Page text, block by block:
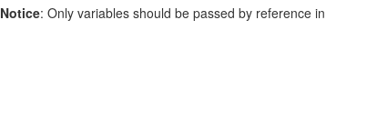
Notice: Only variables should be passed by reference in